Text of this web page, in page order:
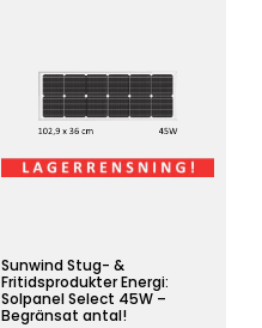
Sunwind Stug- &
Fritidsprodukter Energi:
Solpanel Select 45W –
Begränsat antal!